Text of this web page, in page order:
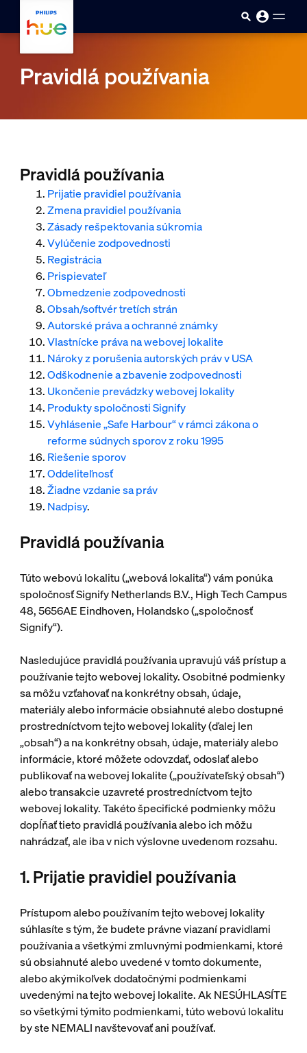
Pravidlá používania
Pravidlá používania
Prijatie pravidiel používania
Zmena pravidiel používania
Zásady rešpektovania súkromia
Vylúčenie zodpovednosti
Registrácia
Prispievateľ
Obmedzenie zodpovednosti
Obsah/softvér tretích strán
Autorské práva a ochranné známky
Vlastnícke práva na webovej lokalite
Nároky z porušenia autorských práv v USA
Odškodnenie a zbavenie zodpovednosti
Ukončenie prevádzky webovej lokality
Produkty spoločnosti Signify
Vyhlásenie „Safe Harbour“ v rámci zákona o
reforme súdnych sporov z roku 1995
Riešenie sporov
Oddeliteľnosť
Žiadne vzdanie sa práv
Nadpisy.
Pravidlá používania
Túto webovú lokalitu („webová lokalita“) vám ponúka
spoločnosť Signify Netherlands B.V., High Tech Campus
48, 5656AE Eindhoven, Holandsko („spoločnosť
Signify“).
Nasledujúce pravidlá používania upravujú váš prístup a
používanie tejto webovej lokality. Osobitné podmienky
sa môžu vzťahovať na konkrétny obsah, údaje,
materiály alebo informácie obsiahnuté alebo dostupné
prostredníctvom tejto webovej lokality (ďalej len
„obsah“) a na konkrétny obsah, údaje, materiály alebo
informácie, ktoré môžete odovzdať, odoslať alebo
publikovať na webovej lokalite („používateľský obsah“)
alebo transakcie uzavreté prostredníctvom tejto
webovej lokality. Takéto špecifické podmienky môžu
dopĺňať tieto pravidlá používania alebo ich môžu
nahrádzať, ale iba v nich výslovne uvedenom rozsahu.
1. Prijatie pravidiel používania
Prístupom alebo používaním tejto webovej lokality
súhlasíte s tým, že budete právne viazaní pravidlami
používania a všetkými zmluvnými podmienkami, ktoré
sú obsiahnuté alebo uvedené v tomto dokumente,
alebo akýmikoľvek dodatočnými podmienkami
uvedenými na tejto webovej lokalite. Ak NESÚHLASÍTE
so všetkými týmito podmienkami, túto webovú lokalitu
by ste NEMALI navštevovať ani používať.